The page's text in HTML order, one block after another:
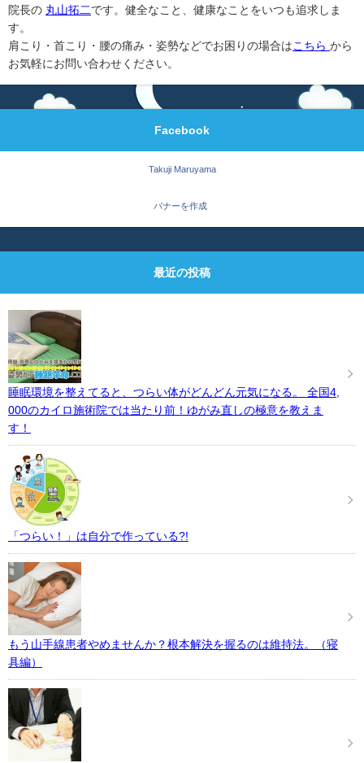
院長の 丸山拓二です。健全なこと、健康なことをいつも追求しま
す。
肩こり・首こり・腰の痛み・姿勢などでお困りの場合はこちら から
お気軽にお問い合わせください。
Facebook
Takuji Maruyama
バナーを作成
最近の投稿
睡眠環境を整えてると、つらい体がどんどん元気になる。 全国4,
000のカイロ施術院では当たり前！ゆがみ直しの極意を教えま
す！
「つらい！」は自分で作っている?!
もう山手線患者やめませんか？根本解決を握るのは維持法。（寝
具編）